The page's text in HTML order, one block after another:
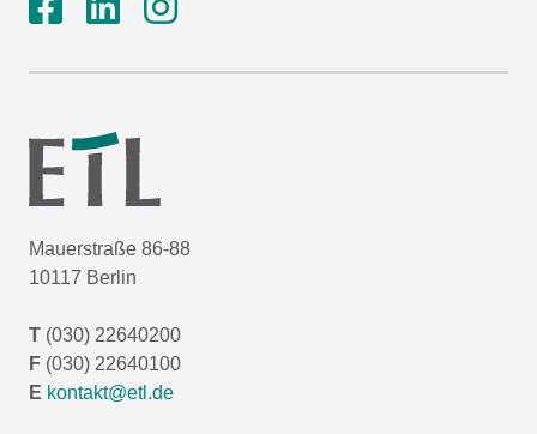
Mauerstraße 86-88
10117 Berlin
T (030) 22640200
F (030) 22640100
E kontakt@etl.de